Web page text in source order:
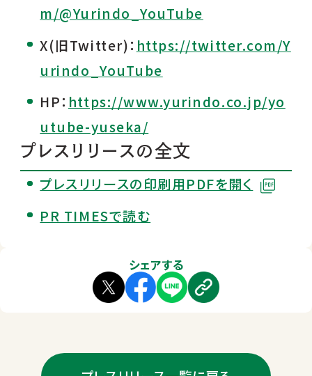
m/@Yurindo_YouTube
X(旧Twitter)： https://twitter.com/Y
urindo_YouTube
HP： https://www.yurindo.co.jp/yo
utube-yuseka/
プレスリリースの全文
プレスリリースの印刷用PDFを開く
PR TIMESで読む
シェアする